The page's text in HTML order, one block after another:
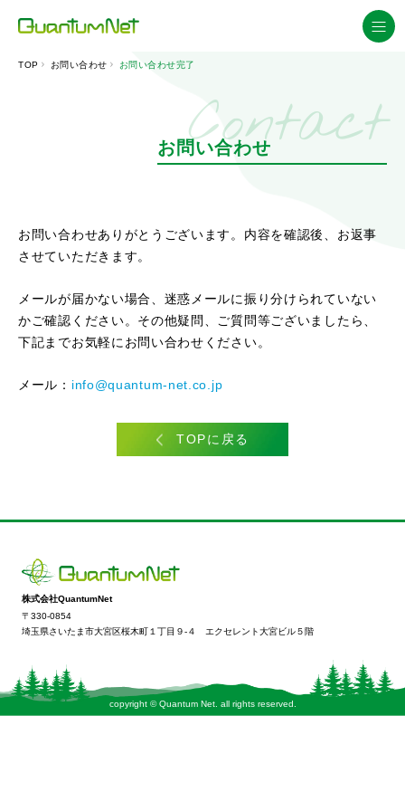
TOP お問い合わせ お問い合わせ完了
Contact
お問い合わせ
お問い合わせありがとうございます。内容を確認後、お返事
させていただきます。
メールが届かない場合、迷惑メールに振り分けられていない
かご確認ください。その他疑問、ご質問等ございましたら、
下記までお気軽にお問い合わせください。
メール： info@quantum-net.co.jp
TOPに戻る
株式会社QuantumNet
〒330-0854
埼玉県さいたま市大宮区桜木町１丁目９-４ エクセレント大宮ビル５階
copyright ©︎ Quantum Net. all rights reserved.